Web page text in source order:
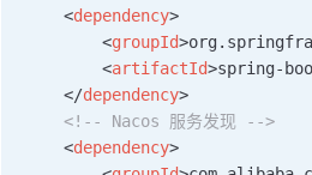
    <
dependency>
        <
groupId
        <
artifactId>spring-
    </
dependency>
    <!-- Nacos 服务发现 -->
    <
dependency>